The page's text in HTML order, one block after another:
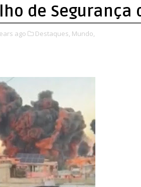
de Segurança
ago Destaques, Mundo,